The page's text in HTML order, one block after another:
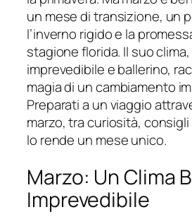
un mese di transizione, un
l’inverno rigido e la
stagione florida. Il suo
imprevedibile e ballerino,
magia di un cambiamento
Preparati a un viaggio
marzo, tra curiosità,
lo rende un mese unico.
Marzo: Un Clima
Imprevedibile